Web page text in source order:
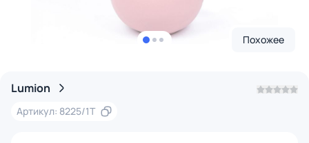
Похожее
Lumion
Артикул: 8225/1T